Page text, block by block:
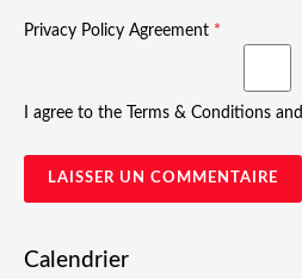
Privacy Policy Agreement *
I agree to the Terms & Conditions and
Calendrier